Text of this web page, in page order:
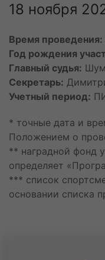
18 ноября
Время проведения:
Год рождения
Главный судья:
Секретарь:
Учетный период:
* точные дата и
Положением о
** наградной фонд
определяет
*** список
основании списка
Резепкин